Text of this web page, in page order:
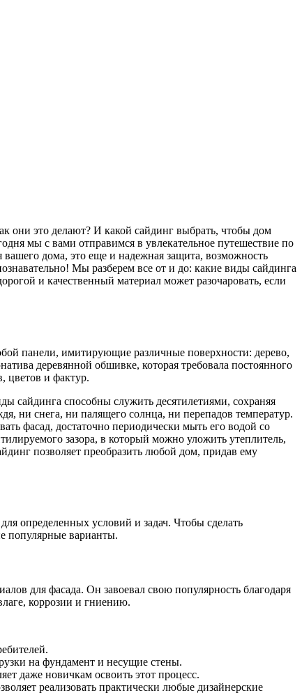
они это делают? И какой сайдинг выбрать, чтобы дом
мы с вами отправимся в увлекательное путешествие по
дома, это еще и надежная защита, возможность
Мы разберем все от и до: какие виды сайдинга
и качественный материал может разочаровать, если
панели, имитирующие различные поверхности: дерево,
деревянной обшивке, которая требовала постоянного
цветов и фактур.
сайдинга способны служить десятилетиями, сохраняя
ни снега, ни палящего солнца, ни перепадов температур.
фасад, достаточно периодически мыть его водой со
зазора, в который можно уложить утеплитель,
позволяет преобразить любой дом, придав ему
определенных условий и задач. Чтобы сделать
популярные варианты.
для фасада. Он завоевал свою популярность благодаря
коррозии и гниению.
на фундамент и несущие стены.
даже новичкам освоить этот процесс.
реализовать практически любые дизайнерские